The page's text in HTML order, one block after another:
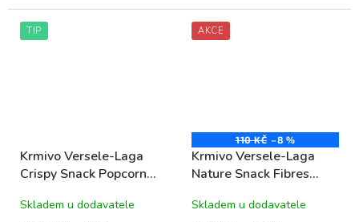
TIP
Krmivo Versele-Laga
Crispy Snack Popcorn
Skladem u dodavatele
AKCE
110 KČ –8 %
Krmivo Versele-Laga
Nature Snack Fibres
Skladem u dodavatele